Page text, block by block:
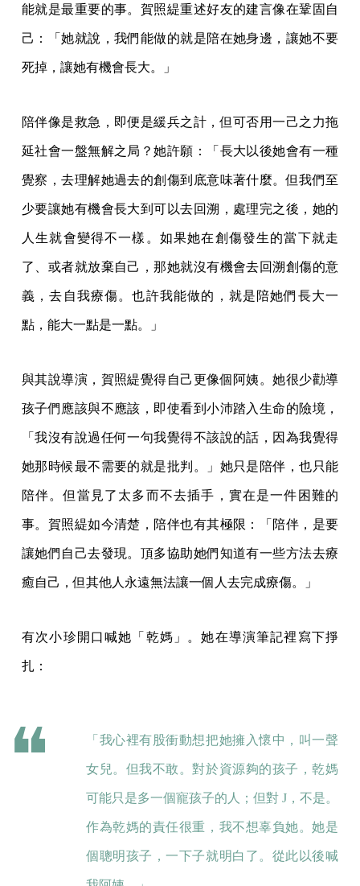
能就是最重要的事。賀照緹重述好友的建言像在鞏固自
己：「她就說，我們能做的就是陪在她身邊，讓她不要
死掉，讓她有機會長大。」
陪伴像是救急，即便是緩兵之計，但可否用一己之力拖
延社會一盤無解之局？她許願：「長大以後她會有一種
覺察，去理解她過去的創傷到底意味著什麼。但我們至
少要讓她有機會長大到可以去回溯，處理完之後，她的
人生就會變得不一樣。如果她在創傷發生的當下就走
了、或者就放棄自己，那她就沒有機會去回溯創傷的意
義，去自我療傷。也許我能做的，就是陪她們長大一
點，能大一點是一點。」
與其說導演，賀照緹覺得自己更像個阿姨。她很少勸導
孩子們應該與不應該，即使看到小沛踏入生命的險境，
「我沒有說過任何一句我覺得不該說的話，因為我覺得
她那時候最不需要的就是批判。」她只是陪伴，也只能
陪伴。但當見了太多而不去插手，實在是一件困難的
事。賀照緹如今清楚，陪伴也有其極限：「陪伴，是要
讓她們自己去發現。頂多協助她們知道有一些方法去療
癒自己，但其他人永遠無法讓一個人去完成療傷。」
有次小珍開口喊她「乾媽」。她在導演筆記裡寫下掙
扎：
「我心裡有股衝動想把她擁入懷中，叫一聲
女兒。但我不敢。對於資源夠的孩子，乾媽
可能只是多一個寵孩子的人；但對 J，不是。
作為乾媽的責任很重，我不想辜負她。她是
個聰明孩子，一下子就明白了。從此以後喊